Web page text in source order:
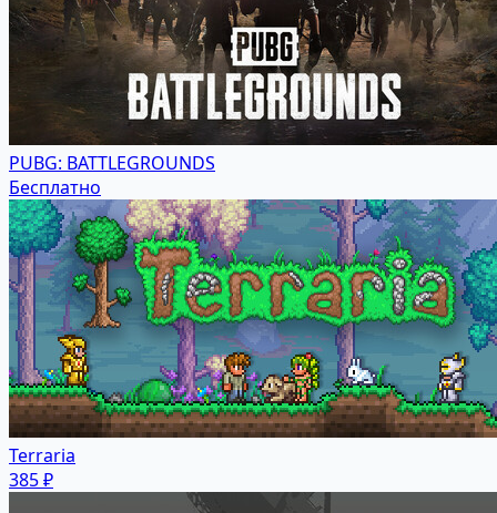
PUBG: BATTLEGROUNDS
Бесплатно
Terraria
385 ₽